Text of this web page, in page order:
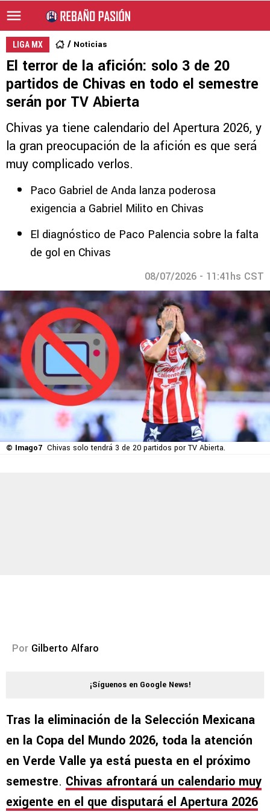
LIGA MX Noticias
El terror de la afición: solo 3 de 20
partidos de Chivas en todo el semestre
serán por TV Abierta
Chivas ya tiene calendario del Apertura 2026, y
la gran preocupación de la afición es que será
muy complicado verlos.
Paco Gabriel de Anda lanza poderosa
exigencia a Gabriel Milito en Chivas
El diagnóstico de Paco Palencia sobre la falta
de gol en Chivas
08/07/2026 - 11:41hs CST
© Imago7 Chivas solo tendrá 3 de 20 partidos por TV Abierta.
Por Gilberto Alfaro
¡Síguenos en Google News!
Tras la eliminación de la Selección Mexicana
en la Copa del Mundo 2026, toda la atención
en Verde Valle ya está puesta en el próximo
semestre. Chivas afrontará un calendario muy
exigente en el que disputará el Apertura 2026